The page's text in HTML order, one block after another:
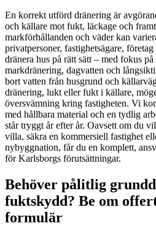
En korrekt utförd dränering är
och källare mot fukt, läckage och
markförhållanden och väder kan
privatpersoner, fastighetsägare,
dränera hus på rätt sätt – med fokus
markdränering, dagvatten och
bort vatten från husgrund och
dränering, lukt eller fukt i källare,
översvämning kring fastigheten. Vi
med hållbara material och en tydlig
står tryggt år efter år. Oavsett om du
villa, säkra en kommersiell fastighet
nybyggnation, får du en komplett,
för Karlsborgs förutsättningar.
Behöver pålitlig
fuktskydd? Be om
formulär